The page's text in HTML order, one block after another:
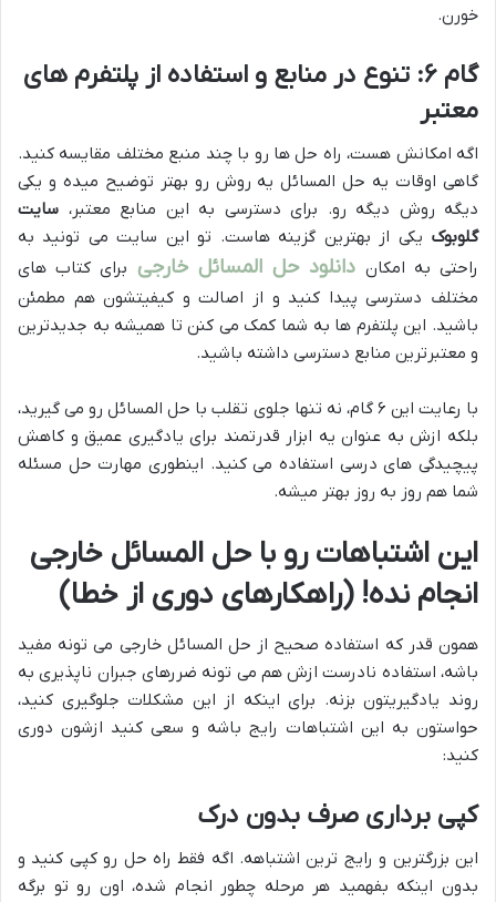
خورن.
گام ۶: تنوع در منابع و استفاده از پلتفرم های
معتبر
اگه امکانش هست، راه حل ها رو با چند منبع مختلف مقایسه کنید.
گاهی اوقات یه حل المسائل یه روش رو بهتر توضیح میده و یکی
دیگه روش دیگه رو. برای دسترسی به این منابع معتبر، سایت
گلوبوک یکی از بهترین گزینه هاست. تو این سایت می تونید به
راحتی به امکان دانلود حل المسائل خارجی برای کتاب های
مختلف دسترسی پیدا کنید و از اصالت و کیفیتشون هم مطمئن
باشید. این پلتفرم ها به شما کمک می کنن تا همیشه به جدیدترین
و معتبرترین منابع دسترسی داشته باشید.
با رعایت این ۶ گام، نه تنها جلوی تقلب با حل المسائل رو می گیرید،
بلکه ازش به عنوان یه ابزار قدرتمند برای یادگیری عمیق و کاهش
پیچیدگی های درسی استفاده می کنید. اینطوری مهارت حل مسئله
شما هم روز به روز بهتر میشه.
این اشتباهات رو با حل المسائل خارجی
انجام نده! (راهکارهای دوری از خطا)
همون قدر که استفاده صحیح از حل المسائل خارجی می تونه مفید
باشه، استفاده نادرست ازش هم می تونه ضررهای جبران ناپذیری به
روند یادگیریتون بزنه. برای اینکه از این مشکلات جلوگیری کنید،
حواستون به این اشتباهات رایج باشه و سعی کنید ازشون دوری
کنید:
کپی برداری صرف بدون درک
این بزرگترین و رایج ترین اشتباهه. اگه فقط راه حل رو کپی کنید و
بدون اینکه بفهمید هر مرحله چطور انجام شده، اون رو تو برگه